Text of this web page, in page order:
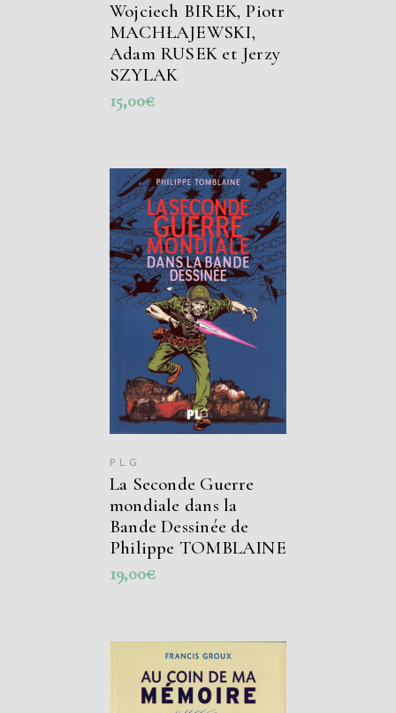
Wojciech BIREK, Piotr
MACHŁAJEWSKI,
Adam RUSEK et Jerzy
SZYLAK
15,00€
AJOUTER AU
PANIER
PLG
La Seconde Guerre
mondiale dans la
Bande Dessinée de
Philippe TOMBLAINE
19,00€